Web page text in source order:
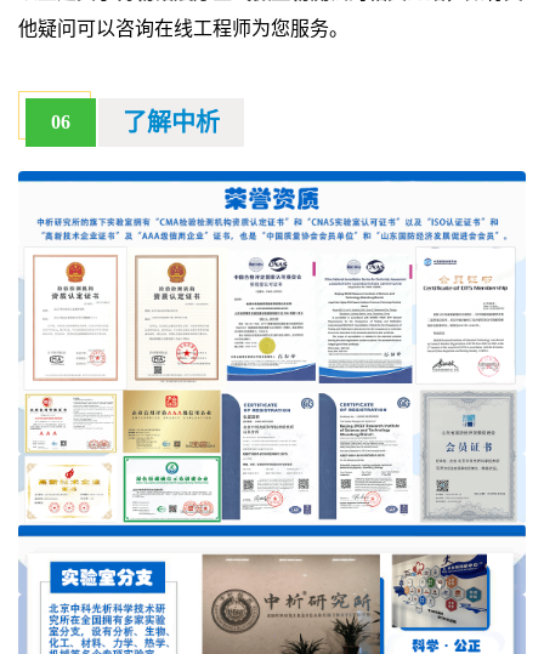
他疑问可以咨询在线工程师为您服务。
06 了解中析